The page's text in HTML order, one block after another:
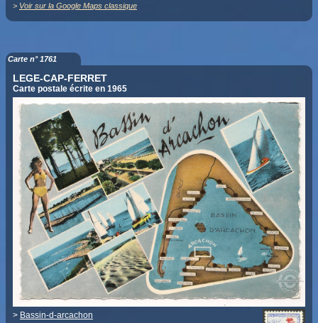
> Voir sur la Google Maps classique
Carte n° 1761
LEGE-CAP-FERRET
Carte postale écrite en 1965
> Bassin-d-arcachon